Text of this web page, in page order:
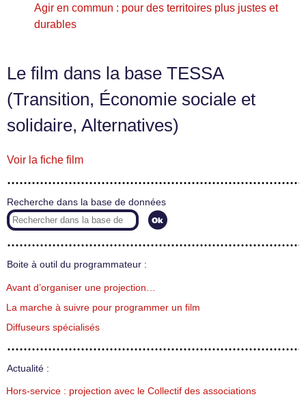
Agir en commun : pour des territoires plus justes et
durables
Le film dans la base TESSA
(Transition, Économie sociale et
solidaire, Alternatives)
Voir la fiche film
Recherche dans la base de données
Boite à outil du programmateur :
Avant d’organiser une projection…
La marche à suivre pour programmer un film
Diffuseurs spécialisés
Actualité :
Hors-service : projection avec le Collectif des associations